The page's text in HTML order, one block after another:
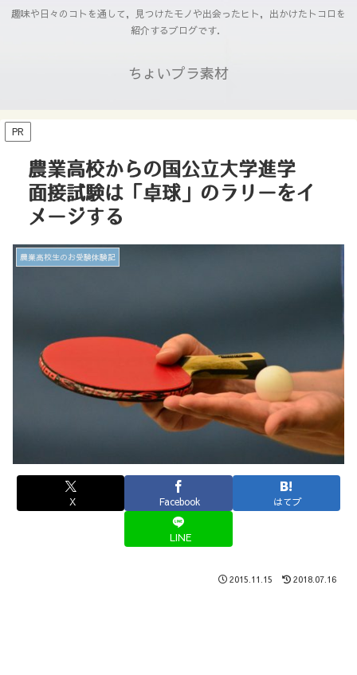
趣味や日々のコトを通して，見つけたモノや出会ったヒト，出かけたトコロを
紹介するブログです．
ちょいプラ素材
PR
農業高校からの国公立大学進学
面接試験は「卓球」のラリーをイ
メージする
農業高校生のお受験体験記
X Facebook はてブ
LINE
2015.11.15 2018.07.16